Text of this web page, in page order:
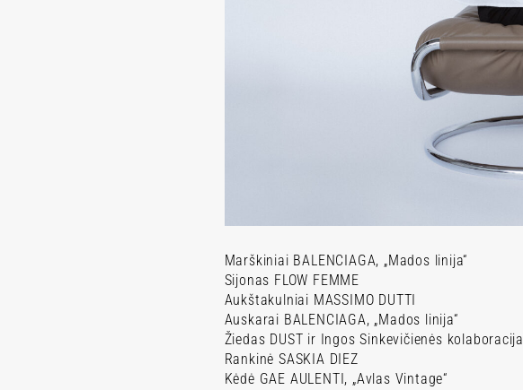
Marškiniai BALENCIAGA, „Mados linija“
Sijonas FLOW FEMME
Aukštakulniai MASSIMO DUTTI
Auskarai BALENCIAGA, „Mados linija“
Žiedas DUST ir Ingos Sinkevičienės kolaboracija
Rankinė SASKIA DIEZ
Kėdė GAE AULENTI, „Avlas Vintage“